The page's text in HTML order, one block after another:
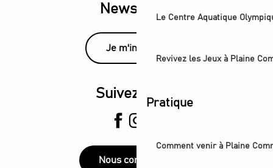
Le Centre Aquatique
Revivez les Jeux à Plaine
Pratique
Comment venir à Plaine
Newsletter
Je m'inscris
Suivez-nous
Nous contacter